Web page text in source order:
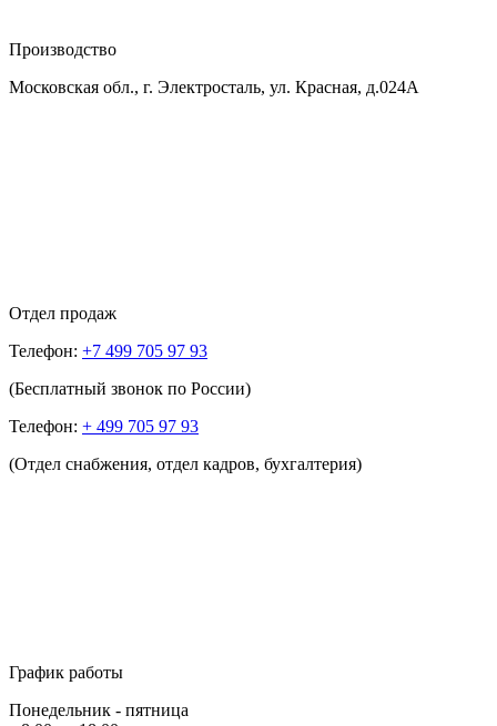
Производство
Московская обл., г. Электросталь, ул. Красная, д.024А
Отдел продаж
Телефон: +7 499 705 97 93
(Бесплатный звонок по России)
Телефон: + 499 705 97 93
(Отдел снабжения, отдел кадров, бухгалтерия)
График работы
Понедельник - пятница